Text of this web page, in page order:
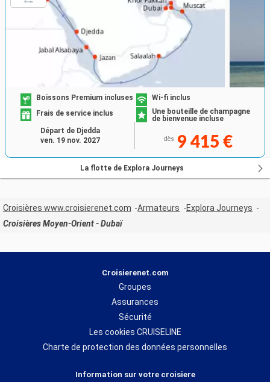
Boissons Premium incluses
Wi-fi inclus
Frais de service inclus
Une bouteille de champagne
de bienvenue incluse
dès 9 415 €
Départ de Djedda
ven. 19 nov. 2027
La flotte de Explora Journeys
Croisières www.croisierenet.com Armateurs
Explora Journeys
Croisières Moyen-Orient - Dubaï
Croisierenet.com
Groupes
Assurances
Sécurité
Les cookies CRUISELINE
Charte de protection des données personnelles
Information sur votre croisiere